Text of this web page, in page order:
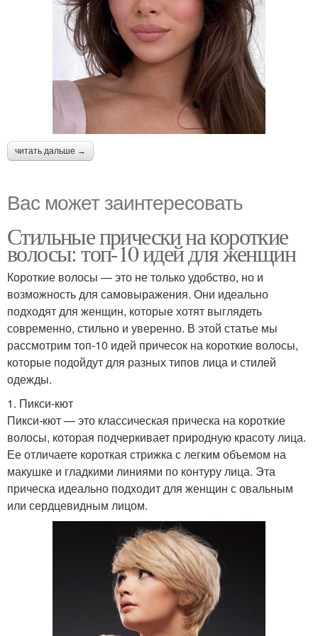
читать дальше →
Вас может заинтересовать
Стильные прически на короткие
волосы: топ-10 идей для женщин
Короткие волосы — это не только удобство, но и
возможность для самовыражения. Они идеально
подходят для женщин, которые хотят выглядеть
современно, стильно и уверенно. В этой статье мы
рассмотрим топ-10 идей причесок на короткие волосы,
которые подойдут для разных типов лица и стилей
одежды.
1. Пикси-кют
Пикси-кют — это классическая прическа на короткие
волосы, которая подчеркивает природную красоту лица.
Ее отличаете короткая стрижка с легким объемом на
макушке и гладкими линиями по контуру лица. Эта
прическа идеально подходит для женщин с овальным
или сердцевидным лицом.